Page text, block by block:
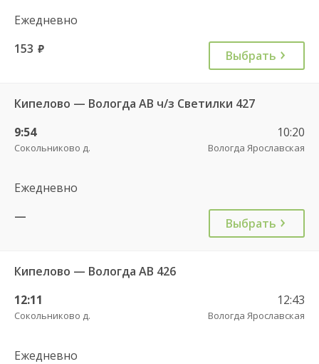
Ежедневно
153 руб. Выбрать
Кипелово — Вологда АВ ч/з Светилки 427
9:54
Сокольниково д.
10:20
Вологда Ярославская
Ежедневно
—
Выбрать
Кипелово — Вологда АВ 426
12:11
Сокольниково д.
12:43
Вологда Ярославская
Ежедневно